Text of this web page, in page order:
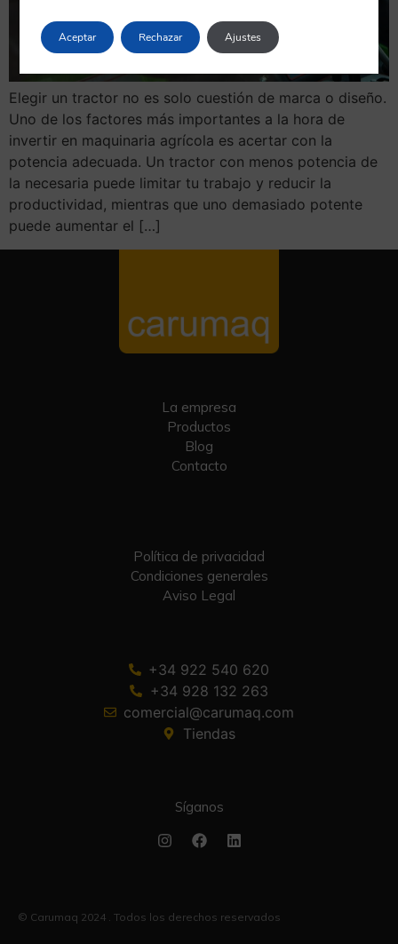
Elegir un tractor no es solo cuestión de marca o diseño.
Uno de los factores más importantes a la hora de
invertir en maquinaria agrícola es acertar con la
potencia adecuada. Un tractor con menos potencia de
la necesaria puede limitar tu trabajo y reducir la
productividad, mientras que uno demasiado potente
puede aumentar el […]
La empresa
Productos
Blog
Contacto
Política de privacidad
Condiciones generales
Aviso Legal
+34 922 540 620
+34 928 132 263
comercial@carumaq.com
Tiendas
Síganos
© Carumaq 2024 . Todos los derechos reservados
Aceptar Rechazar Ajustes